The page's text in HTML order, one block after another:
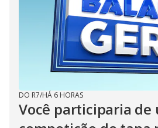
DO R7/HÁ 6 HORAS
Você participaria de